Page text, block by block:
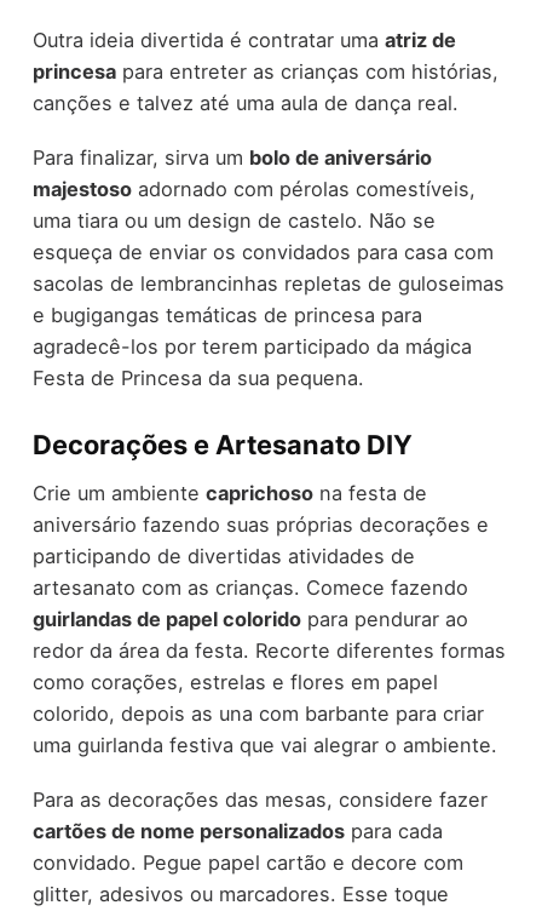
Outra ideia divertida é contratar uma atriz de
princesapara entreter as crianças com histórias,
canções e talvez até uma aula de dança real.
Para finalizar, sirva um bolo de aniversário
majestosoadornado com pérolas comestíveis,
uma tiara ou um design de castelo. Não se
esqueça de enviar os convidados para casa com
sacolas de lembrancinhas repletas de guloseimas
e bugigangas temáticas de princesa para
agradecê-los por terem participado da mágica
Festa de Princesa da sua pequena.
Decorações e Artesanato DIY
Crie um ambiente caprichosona festa de
aniversário fazendo suas próprias decorações e
participando de divertidas atividades de
artesanato com as crianças. Comece fazendo
guirlandas de papel coloridopara pendurar ao
redor da área da festa. Recorte diferentes formas
como corações, estrelas e flores em papel
colorido, depois as una com barbante para criar
uma guirlanda festiva que vai alegrar o ambiente.
Para as decorações das mesas, considere fazer
cartões de nome personalizadospara cada
convidado. Pegue papel cartão e decore com
glitter, adesivos ou marcadores. Esse toque